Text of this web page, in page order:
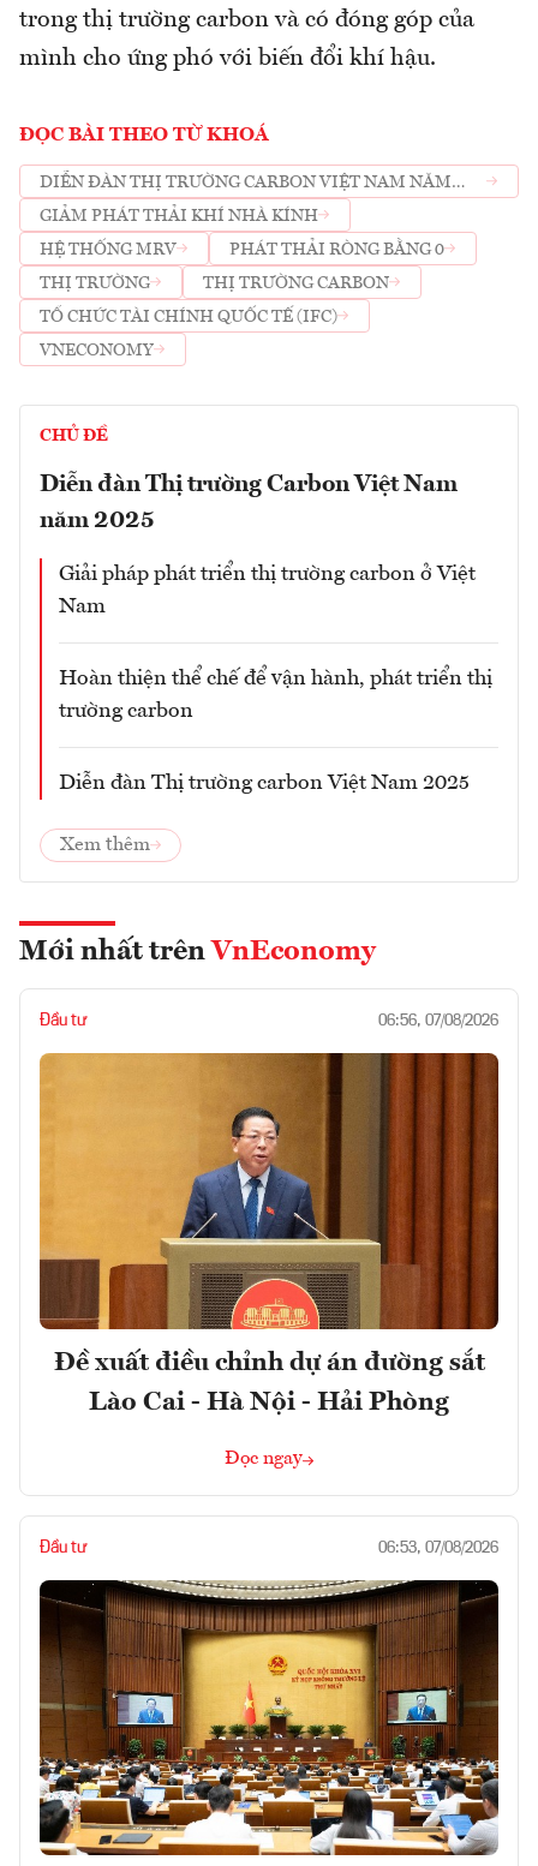
trong thị trường carbon và có đóng góp của
mình cho ứng phó với biến đổi khí hậu.
ĐỌC BÀI THEO TỪ KHOÁ
DIỄN ĐÀN THỊ TRƯỜNG CARBON VIỆT NAM NĂM
2025
GIẢM PHÁT THẢI KHÍ NHÀ KÍNH
HỆ THỐNG MRV
PHÁT THẢI RÒNG BẰNG 0
THỊ TRƯỜNG
THỊ TRƯỜNG CARBON
TỔ CHỨC TÀI CHÍNH QUỐC TẾ (IFC)
VNECONOMY
CHỦ ĐỀ
Diễn đàn Thị trường Carbon Việt Nam
năm 2025
Giải pháp phát triển thị trường carbon ở Việt
Nam
Hoàn thiện thể chế để vận hành, phát triển thị
trường carbon
Diễn đàn Thị trường carbon Việt Nam 2025
Xem thêm
Mới nhất trên VnEconomy
Đầu tư 06:56, 07/08/2026
Đề xuất điều chỉnh dự án đường sắt
Lào Cai - Hà Nội - Hải Phòng
Đọc ngay
Đầu tư 06:53, 07/08/2026